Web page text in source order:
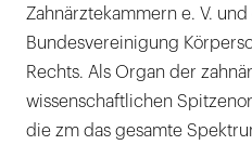
Zahnärztekammern e. V.
Bundesvereinigung
Rechts. Als Organ der
wissenschaftlichen
die zm das gesamte